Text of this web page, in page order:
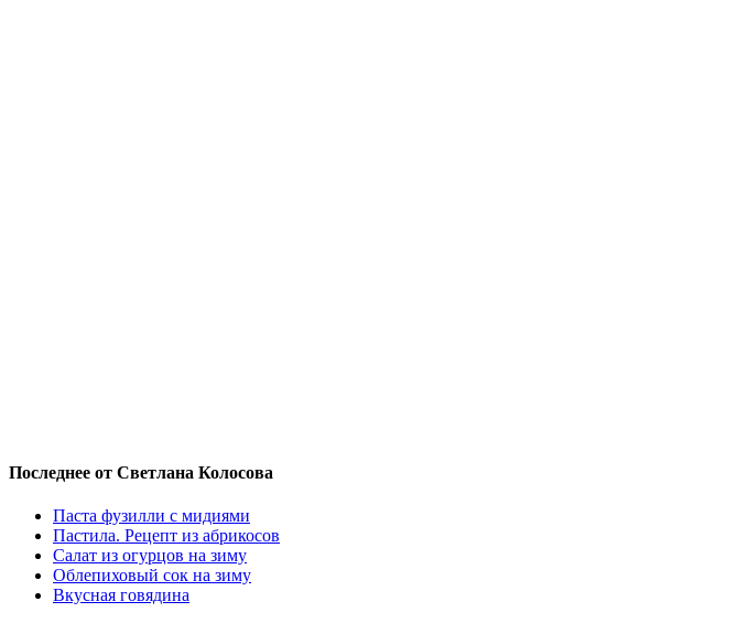
Последнее от Светлана Колосова
Паста фузилли с мидиями
Пастила. Рецепт из абрикосов
Салат из огурцов на зиму
Облепиховый сок на зиму
Вкусная говядина